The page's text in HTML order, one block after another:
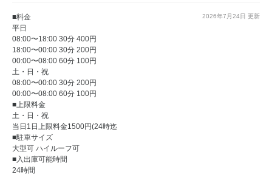
2026年7月24日 更新
■料金
平日
08:00〜18:00 30分 400円
18:00〜00:00 30分 200円
00:00〜08:00 60分 100円
土・日・祝
08:00〜00:00 30分 200円
00:00〜08:00 60分 100円
■上限料金
土・日・祝
当日1日上限料金1500円(24時迄
■駐車サイズ
大型可 ハイルーフ可
■入出庫可能時間
24時間